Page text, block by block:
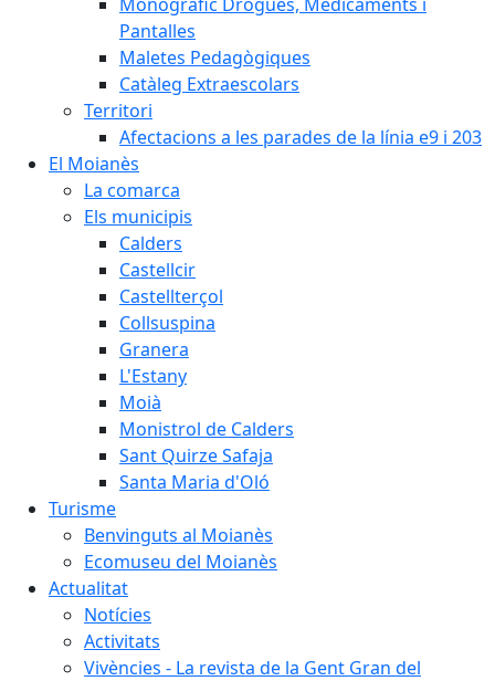
Pantalles
Maletes Pedagògiques
Catàleg Extraescolars
Territori
Afectacions a les parades de la línia e9 i 203
El Moianès
La comarca
Els municipis
Calders
Castellcir
Castellterçol
Collsuspina
Granera
L'Estany
Moià
Monistrol de Calders
Sant Quirze Safaja
Santa Maria d'Oló
Turisme
Benvinguts al Moianès
Ecomuseu del Moianès
Actualitat
Notícies
Activitats
Vivències - La revista de la Gent Gran del